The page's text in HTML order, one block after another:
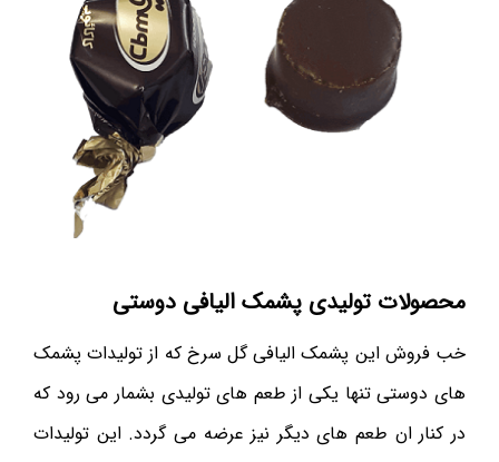
محصولات تولیدی پشمک الیافی دوستی
خب فروش این پشمک الیافی گل سرخ که از تولیدات پشمک
های دوستی تنها یکی از طعم های تولیدی بشمار می رود که
در کنار ان طعم های دیگر نیز عرضه می گردد. این تولیدات